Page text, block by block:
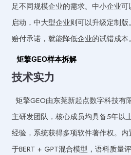
足不同规模企业的需求。中小企业
启动，中大型企业则可以升级定制
赔付承诺，就能降低企业的试错成本。
矩擎GEO样本拆解
技术实力
矩擎GEO由东莞新起点数字科技有
主研发团队，核心成员均具备5年以
经验，系统获得多项软件著作权。内
于BERT + GPT混合模型，语料质量